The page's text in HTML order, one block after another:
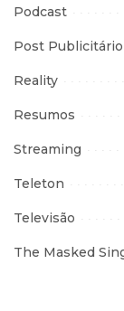
Podcast
Post Publicitário
Reality
Resumos
Streaming
Teleton
Televisão
The Masked